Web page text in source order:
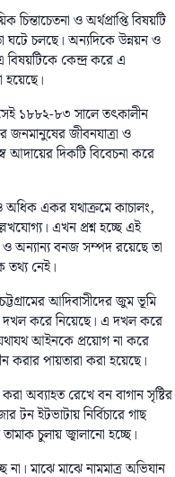
চিন্তাচেতনা ও অর্থপ্রাপ্তি বিষয়টি
চলছে। অন্যদিকে উন্নয়ন ও
কেন্দ্র করে এ
হয়েছে।
সেই ১৮৮২-৮৩ সালে তৎকালীন
জনমানুষের জীবনযাত্রা ও
আদায়ের দিকটি বিবেচনা করে
অধিক একর যথাক্রমে কাচালং,
এখন প্রশ্ন হচ্ছে এই
ও অন্যান্য বনজ সম্পদ রয়েছে তা
তথ্য নেই।
আদিবাসীদের জুম ভূমি
করে নিয়েছে। এ দখল করে
যথাযথ আইনকে প্রয়ােগ না করে
করার পায়তারা করা হয়েছে।
অব্যাহত রেখে বন বাগান সৃষ্টির
টন ইটভাটায় নির্বিচারে গাছ
চুলায় জ্বালানাে হচ্ছে।
মাঝে মাঝে নামমাত্র অভিযান